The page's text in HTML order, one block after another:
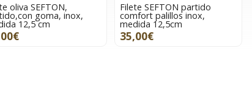
oliva SEFTON,
goma, inox,
12,5 cm
Filete SEFTON partido
comfort palillos inox,
medida 12,5cm
35,00€